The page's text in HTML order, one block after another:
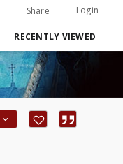
Share Login
RECENTLY VIEWED